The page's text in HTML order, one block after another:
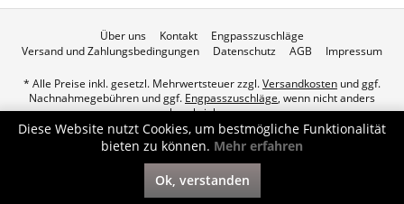
Über uns Kontakt
Engpasszuschläge
Versand und Zahlungsbedingungen
Datenschutz AGB Impressum
* Alle Preise inkl. gesetzl. Mehrwertsteuer zzgl.Versandkosten und ggf.
Nachnahmegebühren und ggf. Engpasszuschläge, wenn nicht anders
beschrieben.
© 2026 p.a.c. Gasservice GmbH - All Rights Reserved. Theme by
ThemeWare®
Diese Website nutzt Cookies, um bestmögliche Funktionalität
bieten zu können. Mehr erfahren
Ok, verstanden